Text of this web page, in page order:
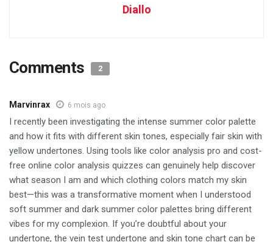
Diallo
Comments 2
Marvinrax 6 mois ago
I recently been investigating the intense summer color palette
and how it fits with different skin tones, especially fair skin with
yellow undertones. Using tools like color analysis pro and cost-
free online color analysis quizzes can genuinely help discover
what season I am and which clothing colors match my skin
best—this was a transformative moment when I understood
soft summer and dark summer color palettes bring different
vibes for my complexion. If you’re doubtful about your
undertone, the vein test undertone and skin tone chart can be